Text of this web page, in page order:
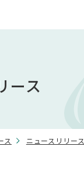
ース
ス ニュースリリース